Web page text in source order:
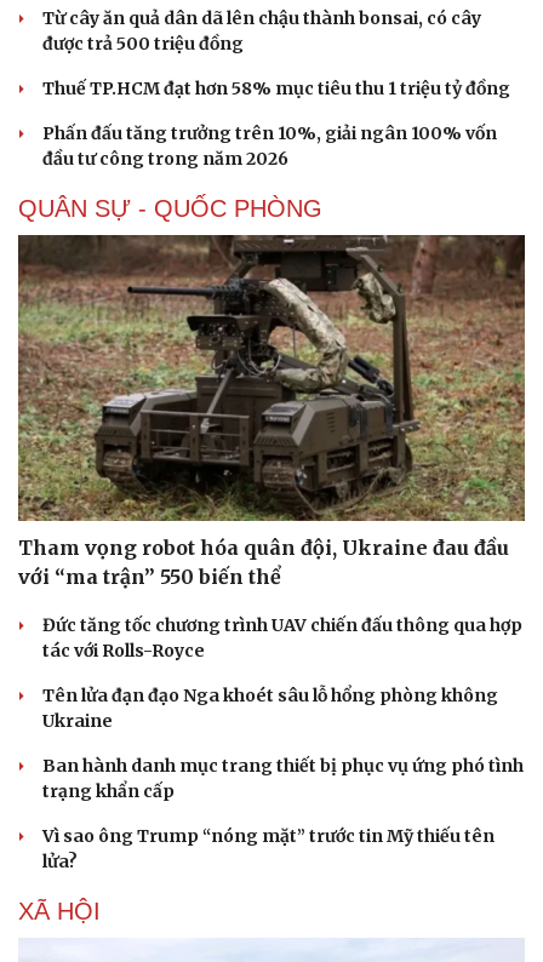
Làm đẹp - giảm cân
Phòng mạch online
Ăn sạch sống khỏe
Từ cây ăn quả dân dã lên chậu thành bonsai, có cây
được trả 500 triệu đồng
Thuế TP.HCM đạt hơn 58% mục tiêu thu 1 triệu tỷ đồng
Phấn đấu tăng trưởng trên 10%, giải ngân 100% vốn
đầu tư công trong năm 2026
QUÂN SỰ - QUỐC PHÒNG
Tham vọng robot hóa quân đội, Ukraine đau đầu
với “ma trận” 550 biến thể
Đức tăng tốc chương trình UAV chiến đấu thông qua hợp
tác với Rolls-Royce
Tên lửa đạn đạo Nga khoét sâu lỗ hổng phòng không
Ukraine
Ban hành danh mục trang thiết bị phục vụ ứng phó tình
trạng khẩn cấp
Vì sao ông Trump “nóng mặt” trước tin Mỹ thiếu tên
lửa?
XÃ HỘI